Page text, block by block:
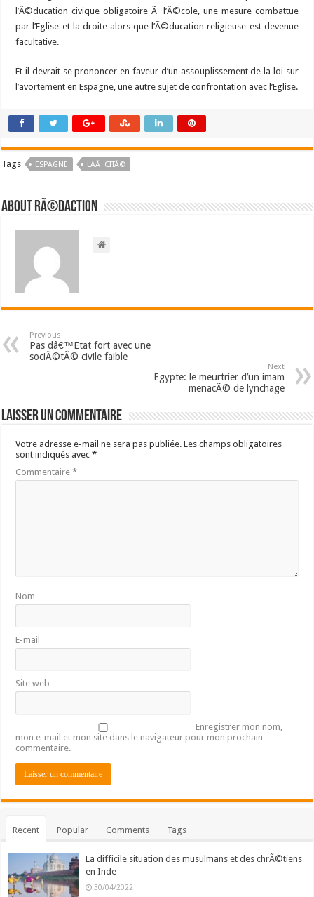
l’Ã©ducation civique obligatoire Ã l’Ã©cole, une mesure combattue
par l’Eglise et la droite alors que l’Ã©ducation religieuse est devenue
facultative.
Et il devrait se prononcer en faveur d’un assouplissement de la loi sur
l’avortement en Espagne, une autre sujet de confrontation avec l’Eglise.
Tags ESPAGNE LAÃ¯CITÃ©
About RÃ©daction
Previous
Pas dâ€™Etat fort avec une
sociÃ©tÃ© civile faible
Next
Egypte: le meurtrier d’un imam
menacÃ© de lynchage
Laisser un commentaire
Votre adresse e-mail ne sera pas publiée. Les champs obligatoires
sont indiqués avec*
Commentaire*
Nom
E-mail
Site web
Enregistrer mon nom,
mon e-mail et mon site dans le navigateur pour mon prochain
commentaire.
Recent Popular Comments Tags
La difficile situation des musulmans et des chrÃ©tiens
en Inde
30/04/2022